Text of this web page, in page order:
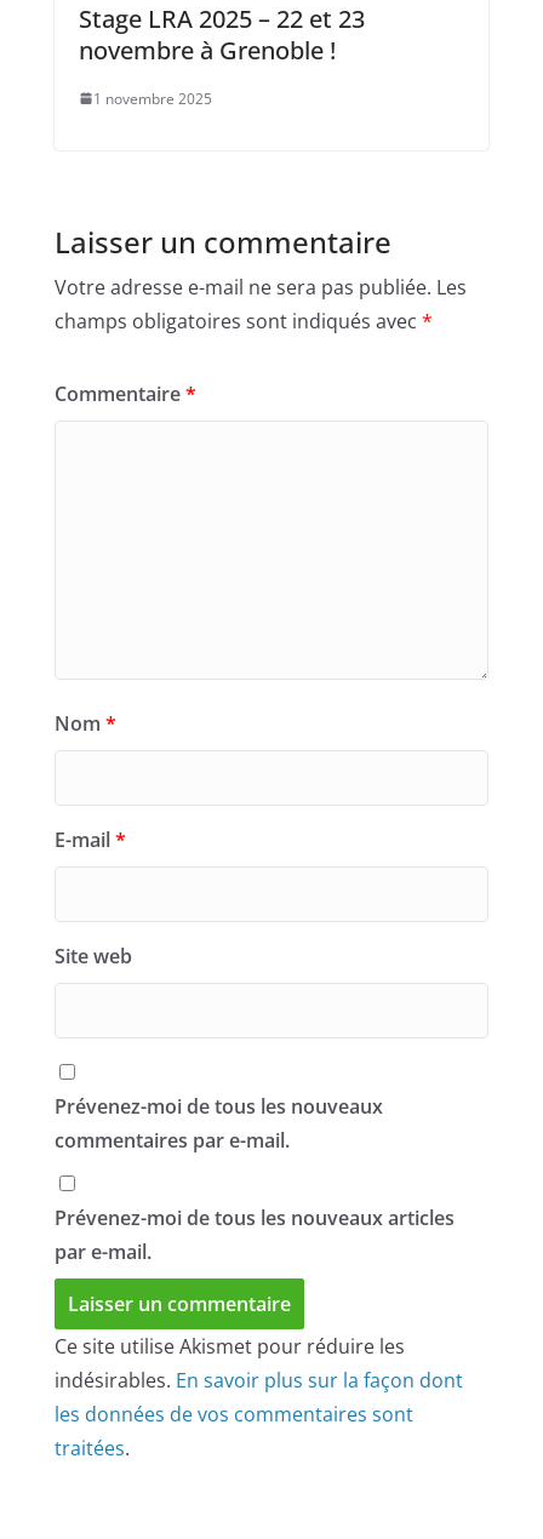
Stage LRA 2025 – 22 et 23
novembre à Grenoble !
1 novembre 2025
Laisser un commentaire
Votre adresse e-mail ne sera pas publiée. Les
champs obligatoires sont indiqués avec *
Commentaire*
Nom *
E-mail*
Site web
Prévenez-moi de tous les nouveaux
commentaires par e-mail.
Prévenez-moi de tous les nouveaux articles
par e-mail.
Ce site utilise Akismet pour réduire les
indésirables. En savoir plus sur la façon dont
les données de vos commentaires sont
traitées.